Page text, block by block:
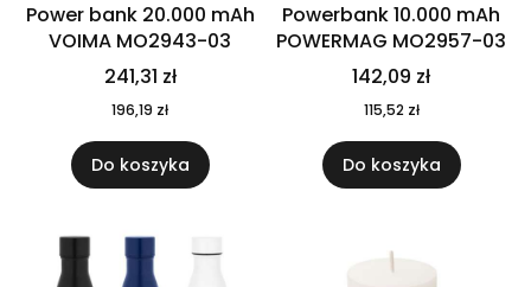
Power bank 20.000 mAh
VOIMA MO2943-03
241,31 zł
196,19 zł
Do koszyka
Powerbank 10.000 mAh
POWERMAG MO2957-03
142,09 zł
115,52 zł
Do koszyka